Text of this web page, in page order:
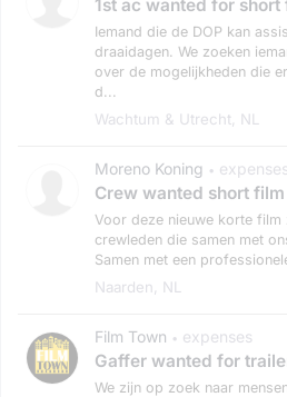
1st ac wanted for short
Iemand die de DOP kan
draaidagen. We zoeken
over de mogelijkheden die
d...
Wachtum & Utrecht, NL
Moreno Koning • expenses
Crew wanted short film
Voor deze nieuwe korte
crewleden die samen met
Samen met een
Naarden, NL
Film Town • expenses
Gaffer wanted for
We zijn op zoek naar